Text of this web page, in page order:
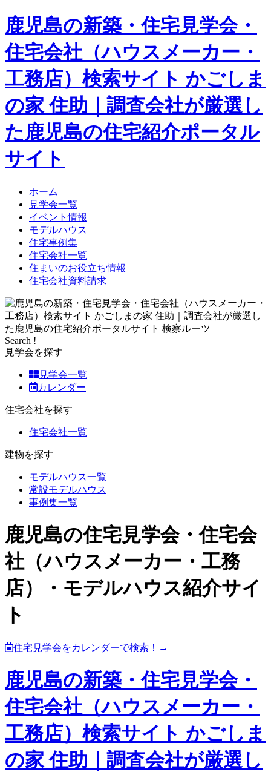
鹿児島の新築・住宅見学会・
住宅会社（ハウスメーカー・
工務店）検索サイト かごしま
の家 住助｜調査会社が厳選し
た鹿児島の住宅紹介ポータル
サイト
ホーム
見学会一覧
イベント情報
モデルハウス
住宅事例集
住宅会社一覧
住まいのお役立ち情報
住宅会社資料請求
Search !
見学会を探す
見学会一覧
カレンダー
住宅会社を探す
住宅会社一覧
建物を探す
モデルハウス一覧
常設モデルハウス
事例集一覧
鹿児島の住宅見学会・住宅会
社（ハウスメーカー・工務
店）・モデルハウス紹介サイ
ト
住宅見学会をカレンダーで検索！→
鹿児島の新築・住宅見学会・
住宅会社（ハウスメーカー・
工務店）検索サイト かごしま
の家 住助｜調査会社が厳選し